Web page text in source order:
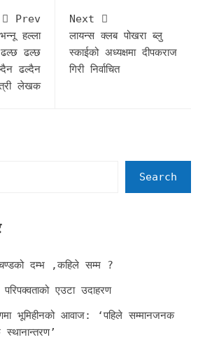
Prev
हल्ला
ढल्छ ढल्छ
ढल्दैन
लेखक
Next
लायन्स क्लब पोखरा ब्लु
स्काईको अध्यक्षमा दीपकराज
गिरी निर्वाचित
Search
दम्भ ,कहिले सम्म ?
एउटा उदाहरण
भूमिहीनको आवाज: ‘पहिले सम्मानजनक